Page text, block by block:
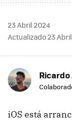
23 Abril 2024
Actualizado 23 Abril
iOS está